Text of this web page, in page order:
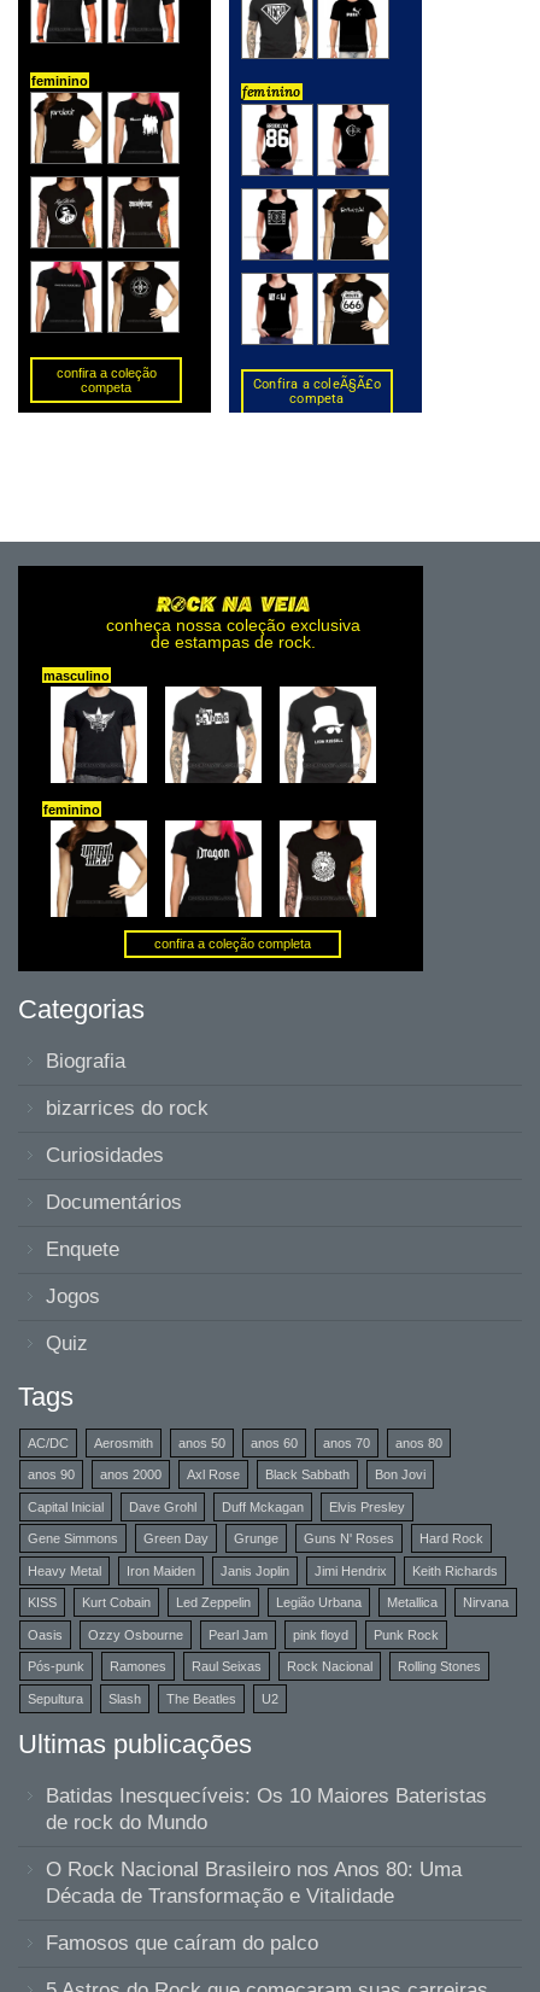
Categorias
Biografia
bizarrices do rock
Curiosidades
Documentários
Enquete
Jogos
Quiz
Tags
AC/DC Aerosmith anos 50 anos 60 anos 70 anos 80
anos 90 anos 2000 Axl Rose Black Sabbath Bon Jovi
Capital Inicial Dave Grohl Duff Mckagan Elvis Presley
Gene Simmons Green Day Grunge Guns N' Roses Hard Rock
Heavy Metal Iron Maiden Janis Joplin Jimi Hendrix Keith Richards
KISS Kurt Cobain Led Zeppelin Legião Urbana Metallica Nirvana
Oasis Ozzy Osbourne Pearl Jam pink floyd Punk Rock
Pós-punk Ramones Raul Seixas Rock Nacional Rolling Stones
Sepultura Slash The Beatles U2
Ultimas publicações
Batidas Inesquecíveis: Os 10 Maiores Bateristas
de rock do Mundo
O Rock Nacional Brasileiro nos Anos 80: Uma
Década de Transformação e Vitalidade
Famosos que caíram do palco